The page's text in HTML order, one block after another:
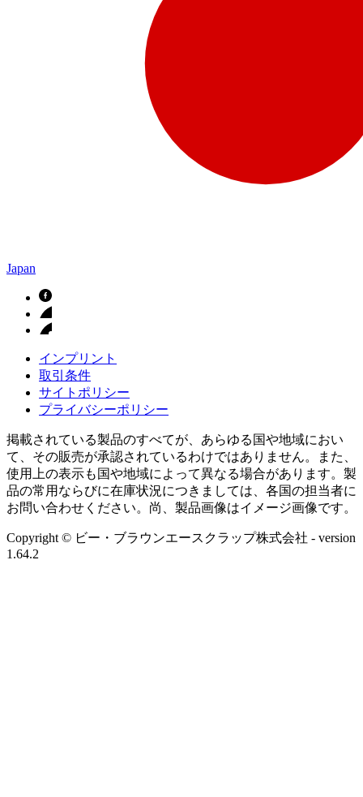
Japan
インプリント
取引条件
サイトポリシー
プライバシーポリシー
掲載されている製品のすべてが、あらゆる国や地域におい
て、その販売が承認されているわけではありません。また、
使用上の表示も国や地域によって異なる場合があります。製
品の常用ならびに在庫状況につきましては、各国の担当者に
お問い合わせください。尚、製品画像はイメージ画像です。
Copyright © ビー・ブラウンエースクラップ株式会社 - version
1.64.2